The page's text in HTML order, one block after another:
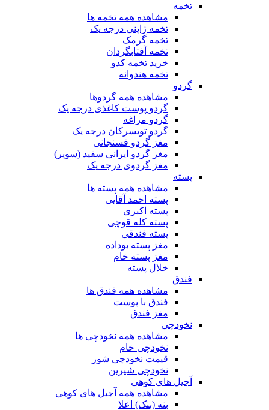
تخمه
مشاهده همه تخمه ها
تخمه ژاپنی درجه یک
تخمه گرمک
تخمه آفتابگردان
خرید تخمه کدو
تخمه هندوانه
گردو
مشاهده همه گردوها
گردو پوست کاغذی درجه یک
گردو مراغه
گردو تویسرکان درجه یک
مغز گردو فسنجانی
مغز گردو ایرانی سفید (سوپر)
مغز گردوی درجه یک
پسته
مشاهده همه پسته ها
پسته احمد آقایی
پسته اکبری
پسته کله قوچی
پسته فندقی
مغز پسته بوداده
مغز پسته خام
خلال پسته
فندق
مشاهده همه فندق ها
فندق با پوست
مغز فندق
نخودچی
مشاهده همه نخودچی ها
نخودچی خام
قیمت نخودچی شور
نخودچی شیرین
آجیل های کوهی
مشاهده همه آجیل های کوهی
بنه (بنک) اعلا